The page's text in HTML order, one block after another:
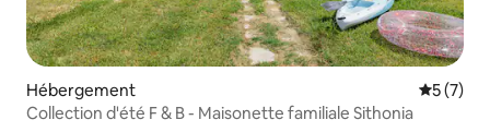
Hébergement
5 (7)
Collection d'été F & B - Maisonette familiale Sithonia